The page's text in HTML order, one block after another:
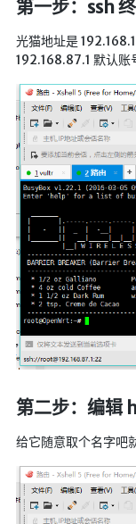
第一步：ssh
光猫地址是
192.168.87.1 默认账
第二步：编辑
给它随意取个名字
简易代理
网页代
网页代
🎬在线影视
影视导
星视界
影视无
在线影
在线影
在线影
英美日
在线影
电影下
视频教程